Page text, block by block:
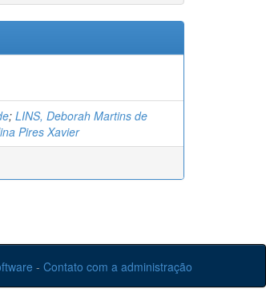
; LINS, Deborah Martins de
Pires Xavier
- Contato com a administração